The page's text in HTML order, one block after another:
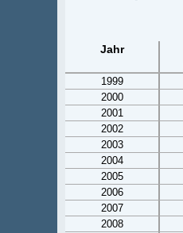
Jahr
1999
2000
2001
2002
2003
2004
2005
2006
2007
2008